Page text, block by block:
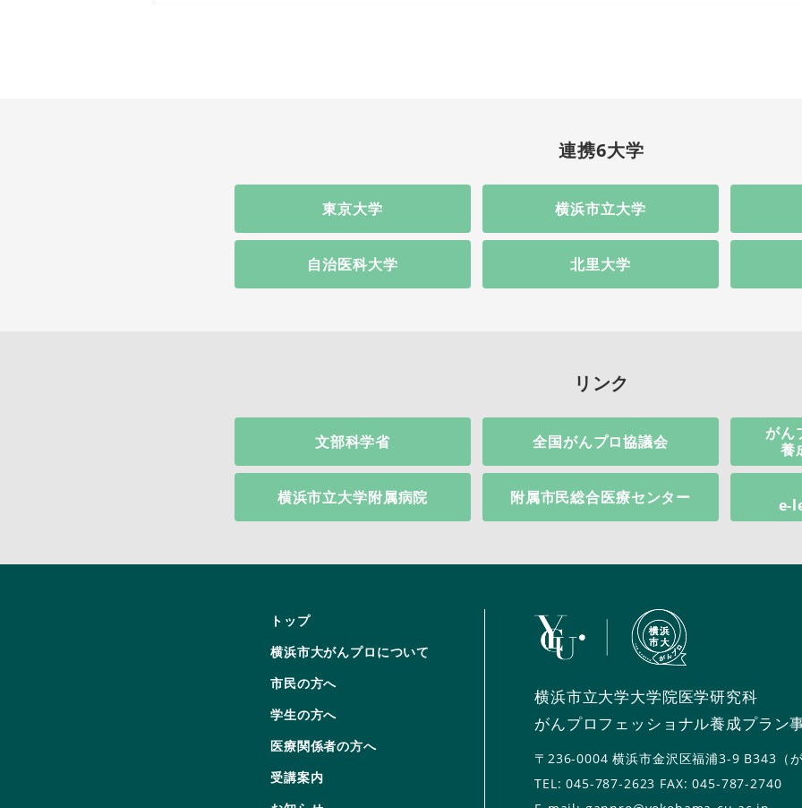
連携6大学
東京大学 横浜市立大学
自治医科大学 北里大学
リンク
文部科学省 全国がんプロ協議会
がん
養
横浜市立大学附属病院 附属市民総合医療センター e-
トップ
横浜市大がんプロについて
市民の方へ
学生の方へ
医療関係者の方へ
受講案内
横浜市立大学大学院医学研究科
がんプロフェッショナル養成プラン
〒236-0004横浜市金沢区福浦3-9 B343（
TEL:045-787-2623 FAX: 045-787-2740